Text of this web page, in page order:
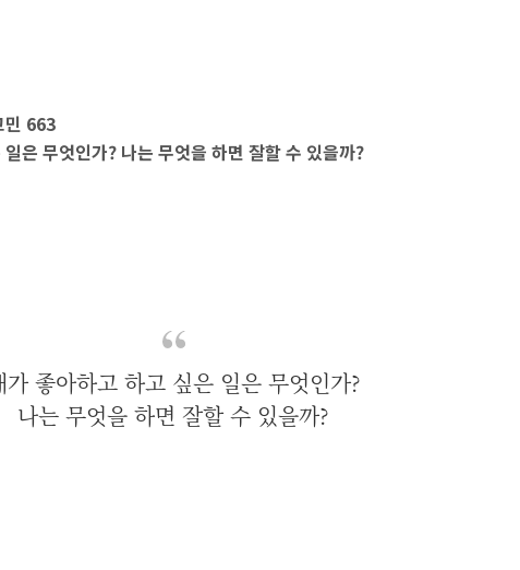
민 663
은 무엇인가? 나는 무엇을 하면 잘할 수 있을까?
가 좋아하고 하고 싶은 일은 무엇인가?
나는 무엇을 하면 잘할 수 있을까?